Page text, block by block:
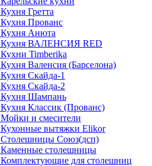
Кухня Гретта
Кухня Прованс
Кухня Анюта
Кухня ВАЛЕНСИЯ RED
Кухни Timberika
Кухня Валенсия (Барселона)
Кухня Скайда-1
Кухня Скайда-2
Кухня Шампань
Кухня Классик (Прованс)
Мойки и смесители
Кухонные вытяжки Elikor
Столешницы Союз(дсп)
Каменные столешницы
Комплектующие для столешниц